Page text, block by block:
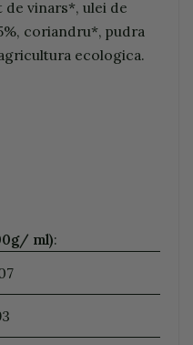
vinars*, ulei de
coriandru*, pudra
ecologica.
ml):